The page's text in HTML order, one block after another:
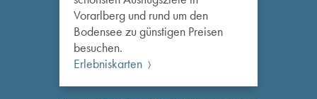
Vorarlberg und rund um den
Bodensee zu günstigen Preisen
besuchen.
Erlebniskarten